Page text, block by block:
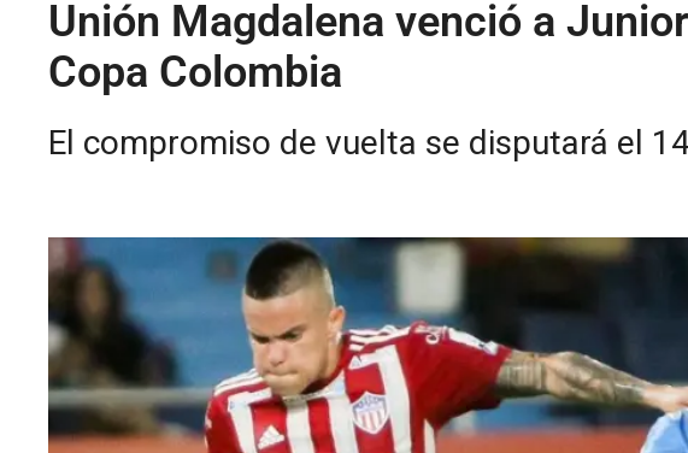
Unión Magdalena venció a
Copa Colombia
El compromiso de vuelta se disputará el